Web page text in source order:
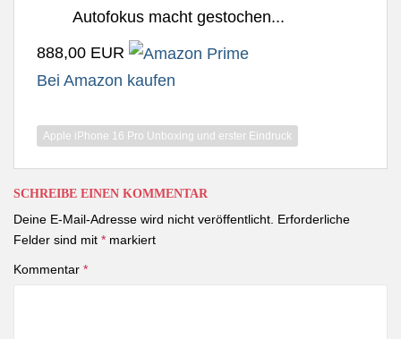
Autofokus macht gestochen...
888,00 EUR
Bei Amazon kaufen
Apple iPhone 16 Pro Unboxing und erster Eindruck
SCHREIBE EINEN KOMMENTAR
Deine E-Mail-Adresse wird nicht veröffentlicht. Erforderliche
Felder sind mit * markiert
Kommentar *